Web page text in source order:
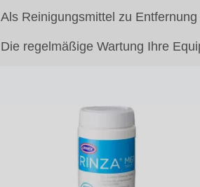
Als Reinigungsmittel zu
Die regelmäßige Wartung Ihre